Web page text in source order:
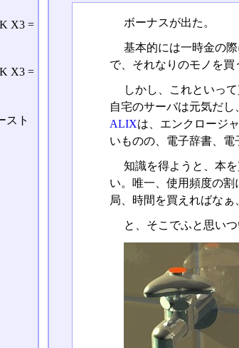
ボーナスが出た。
基本的には一時金の
で、それなりのモノを買
しかし、これといっ
自宅のサーバは元気だ
ALIXは、エンクロージ
いものの、電子辞書、電
知識を得ようと、本
い。唯一、使用頻度の
局、時間を買えればなぁ
と、そこでふと思い
X3 =
X3 =
スト